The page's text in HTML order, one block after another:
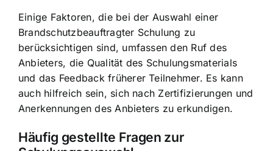
Einige Faktoren, die bei der Auswahl einer
Brandschutzbeauftragter Schulung zu
berücksichtigen sind, umfassen den Ruf des
Anbieters, die Qualität des Schulungsmaterials
und das Feedback früherer Teilnehmer. Es kann
auch hilfreich sein, sich nach Zertifizierungen und
Anerkennungen des Anbieters zu erkundigen.
Häufig gestellte Fragen zur